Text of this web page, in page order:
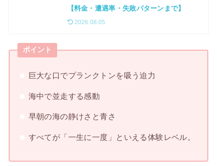
【料金・遭遇率・失敗パターンまで】
2026.08.05
ポイント
巨大な口でプランクトンを吸う迫力
海中で並走する感動
早朝の海の静けさと青さ
すべてが「一生に一度」といえる体験レベル。